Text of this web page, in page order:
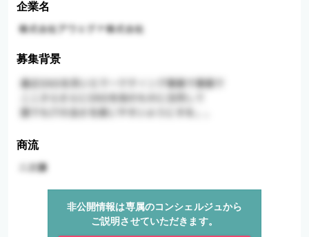
企業名
募集背景
商流
非公開情報は専属のコンシェルジュから
ご説明させていただきます。